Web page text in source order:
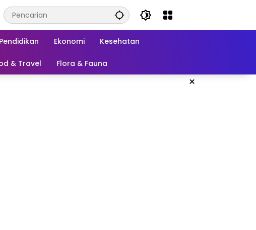
Pendidikan Ekonomi Kesehatan
& Travel Flora & Fauna
×